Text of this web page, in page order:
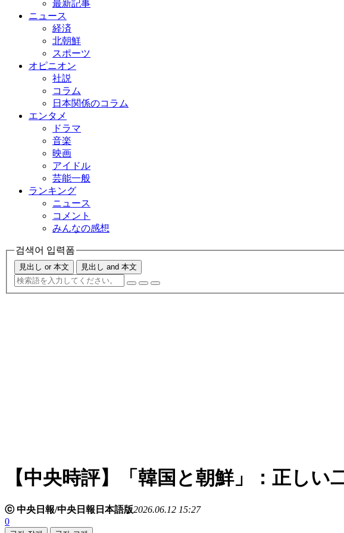
最新記事
ニュース
経済
北朝鮮
スポーツ
オピニオン
社説
コラム
日本関係のコラム
エンタメ
ドラマ
音楽
映画
アイドル
芸能一般
ランキング
ニュース
コメント
みんなの感想
검색어 입력폼
見出し or 本文 見出し and 本文
【中央時評】「韓国と朝鮮」：正し
ⓒ 中央日報/中央日報日本語版2026.06.12 15:27
0